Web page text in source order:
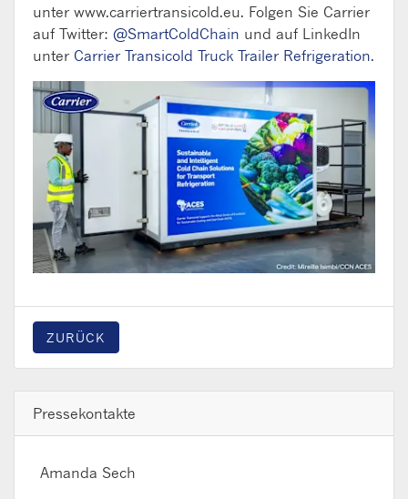
unter www.carriertransicold.eu. Folgen Sie Carrier
auf Twitter: @SmartColdChain und auf LinkedIn
unter Carrier Transicold Truck Trailer Refrigeration.
ZURÜCK
Pressekontakte
Amanda Sech